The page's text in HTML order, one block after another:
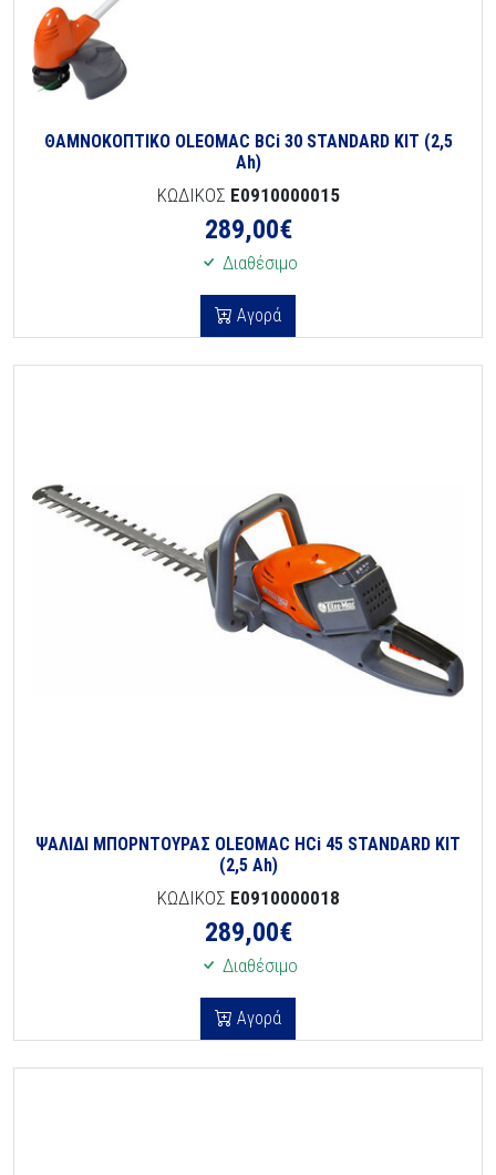
ΘΑΜΝΟΚΟΠΤΙΚΟ OLEOMAC BCi 30 STANDARD KIT (2,5
Ah)
ΚΩΔΙΚΟΣ E0910000015
289,00€
Διαθέσιμο
Αγορά
ΨΑΛΙΔΙ ΜΠΟΡΝΤΟΥΡΑΣ OLEOMAC HCi 45 STANDARD KIT
(2,5 Ah)
ΚΩΔΙΚΟΣ E0910000018
289,00€
Διαθέσιμο
Αγορά